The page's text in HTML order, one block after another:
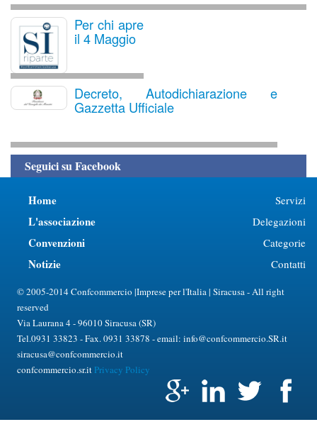
Per chi apre
il 4 Maggio
Decreto, Autodichiarazione e
Gazzetta Ufficiale
Seguici su Facebook
Home
L'associazione
Convenzioni
Notizie
Servizi
Delegazioni
Categorie
Contatti
© 2005-2014 Confcommercio |Imprese per l'Italia | Siracusa - All right
reserved
Via Laurana 4 - 96010 Siracusa (SR)
Tel.0931 33823 - Fax. 0931 33878 - email: info@confcommercio.SR.it
siracusa@confcommercio.it
confcommercio.sr.it Privacy Policy